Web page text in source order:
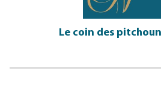
Le coin des